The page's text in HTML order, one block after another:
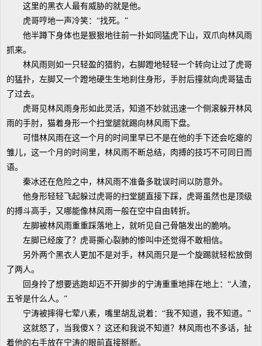
这里的黑衣人最有威胁的就是他。
虎哥哼地一声冷笑：“找死。”
他半蹲下身体也是狠狠地往前一扑如同猛虎下山，双爪向林风雨
抓来。
林风雨则如一只轻盈的猎豹，右脚蹬地轻轻一个转向让过了虎哥
的猛扑，左脚又一个蹬地硬生生地刹住身形，手肘后撞就向虎哥猛击
了过去。
虎哥见林风雨身形如此灵活，知道不妙就迅速一个侧滚躲开林风
雨的手肘，猫着身形一个扫堂腿就踢向林风雨下盘。
可惜林风雨在这一个月的时间里早已不是在他的手下还会吃瘪的
雏儿，这一个月的时间里，林风雨不断总结，肉搏的技巧不可同日而
语。
秦冰还在危险之中，林风雨不准备多耽误时间以防意外。
他身形轻轻飞起躲过虎哥的扫堂腿直接下踩，虎哥虽然也是顶级
的搏斗高手，又哪能像林风雨一般在空中自由转折。
左脚被林风雨重重踩落地上，就听见自己骨骼发出的脆响。
左脚已经废了？虎哥撕心裂肺的惨叫中还觉得不敢相信。
另外两个黑衣人更加不是对手，林风雨只是一个旋踢就轻松放倒
了两人。
回身拎了想要逃跑却迈不开脚步的宁涛重重地摔在地上：“人渣，
五爷是什么人。”
宁涛被摔得七荤八素，嘴里胡乱说着：“我不知道，我不知道。”
这就怒了，当我傻X ？这还和我说不知道？林风雨也不多话，扯
着他的右手放在宁涛的眼前直接掰断。